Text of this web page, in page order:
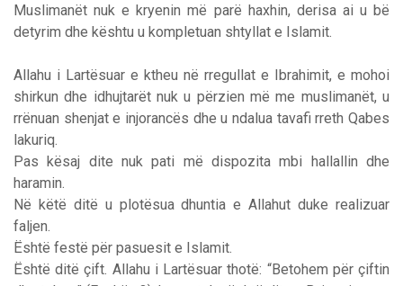
Muslimanët nuk e kryenin më parë haxhin, derisa ai u bë
detyrim dhe kështu u kompletuan shtyllat e Islamit.
Allahu i Lartësuar e ktheu në rregullat e Ibrahimit, e mohoi
shirkun dhe idhujtarët nuk u përzien më me muslimanët, u
rrënuan shenjat e injorancës dhe u ndalua tavafi rreth Qabes
lakuriq.
Pas kësaj dite nuk pati më dispozita mbi hallallin dhe
haramin.
Në këtë ditë u plotësua dhuntia e Allahut duke realizuar
faljen.
Është festë për pasuesit e Islamit.
Është ditë çift. Allahu i Lartësuar thotë: “Betohem për çiftin